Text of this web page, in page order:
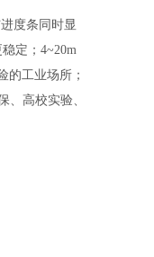
度条同时显
定；4~20m
的工业场所；
、高校实验、